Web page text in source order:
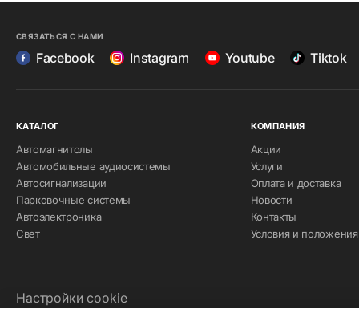
СВЯЗАТЬСЯ С НАМИ
Facebook Instagram Youtube Tiktok
КАТАЛОГ
Автомагнитолы
Автомобильные аудиосистемы
Автосигнализации
Парковочные системы
Автоэлектроника
Свет
КОМПАНИЯ
Акции
Услуги
Оплата и доставка
Новости
Контакты
Условия и положения
Настройки cookie